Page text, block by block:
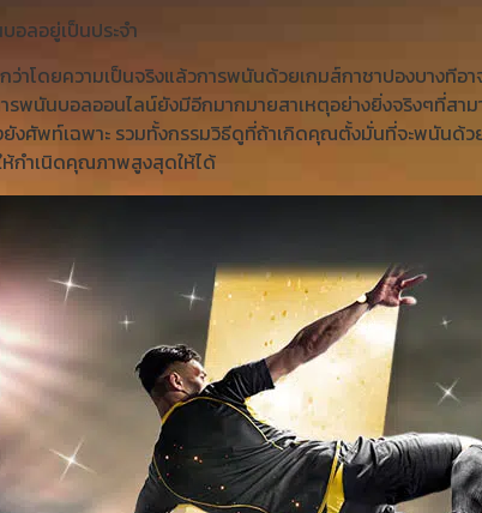
อลอยู่เป็นประจำ
ว่าโดยความเป็นจริงแล้วการพนันด้วยเกมส์กาชาปองบางทีอ
รพนันบอลออนไลน์ยังมีอีกมากมายสาเหตุอย่างยิ่งจริงๆที่สา
ยังศัพท์เฉพาะ รวมทั้งกรรมวิธีดูที่ถ้าเกิดคุณตั้งมั่นที่จะพนันด้ว
กำเนิดคุณภาพสูงสุดให้ได้